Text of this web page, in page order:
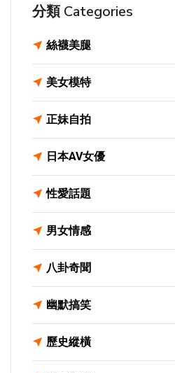
分類 Categories
絲襪美腿
美女模特
正妹自拍
日本AV女優
性愛話題
男女情感
八卦奇聞
幽默搞笑
歷史縱橫